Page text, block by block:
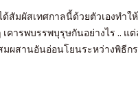
สัมผัสเทศกาลนี้ด้วยตัวเองทำ
ารพบรรพบุรุษกันอย่างไร .. แ
มผสานอันอ่อนโยนระหว่างพิธี